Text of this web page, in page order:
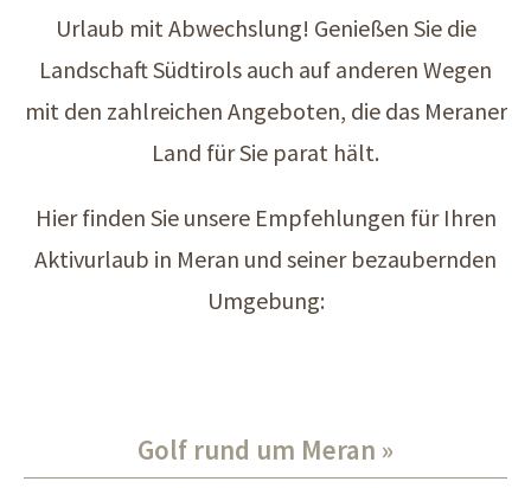
Urlaub mit Abwechslung! Genießen Sie die
Landschaft Südtirols auch auf anderen Wegen
mit den zahlreichen Angeboten, die das Meraner
Land für Sie parat hält.
Hier finden Sie unsere Empfehlungen für Ihren
Aktivurlaub in Meran und seiner bezaubernden
Umgebung:
Golf rund um Meran